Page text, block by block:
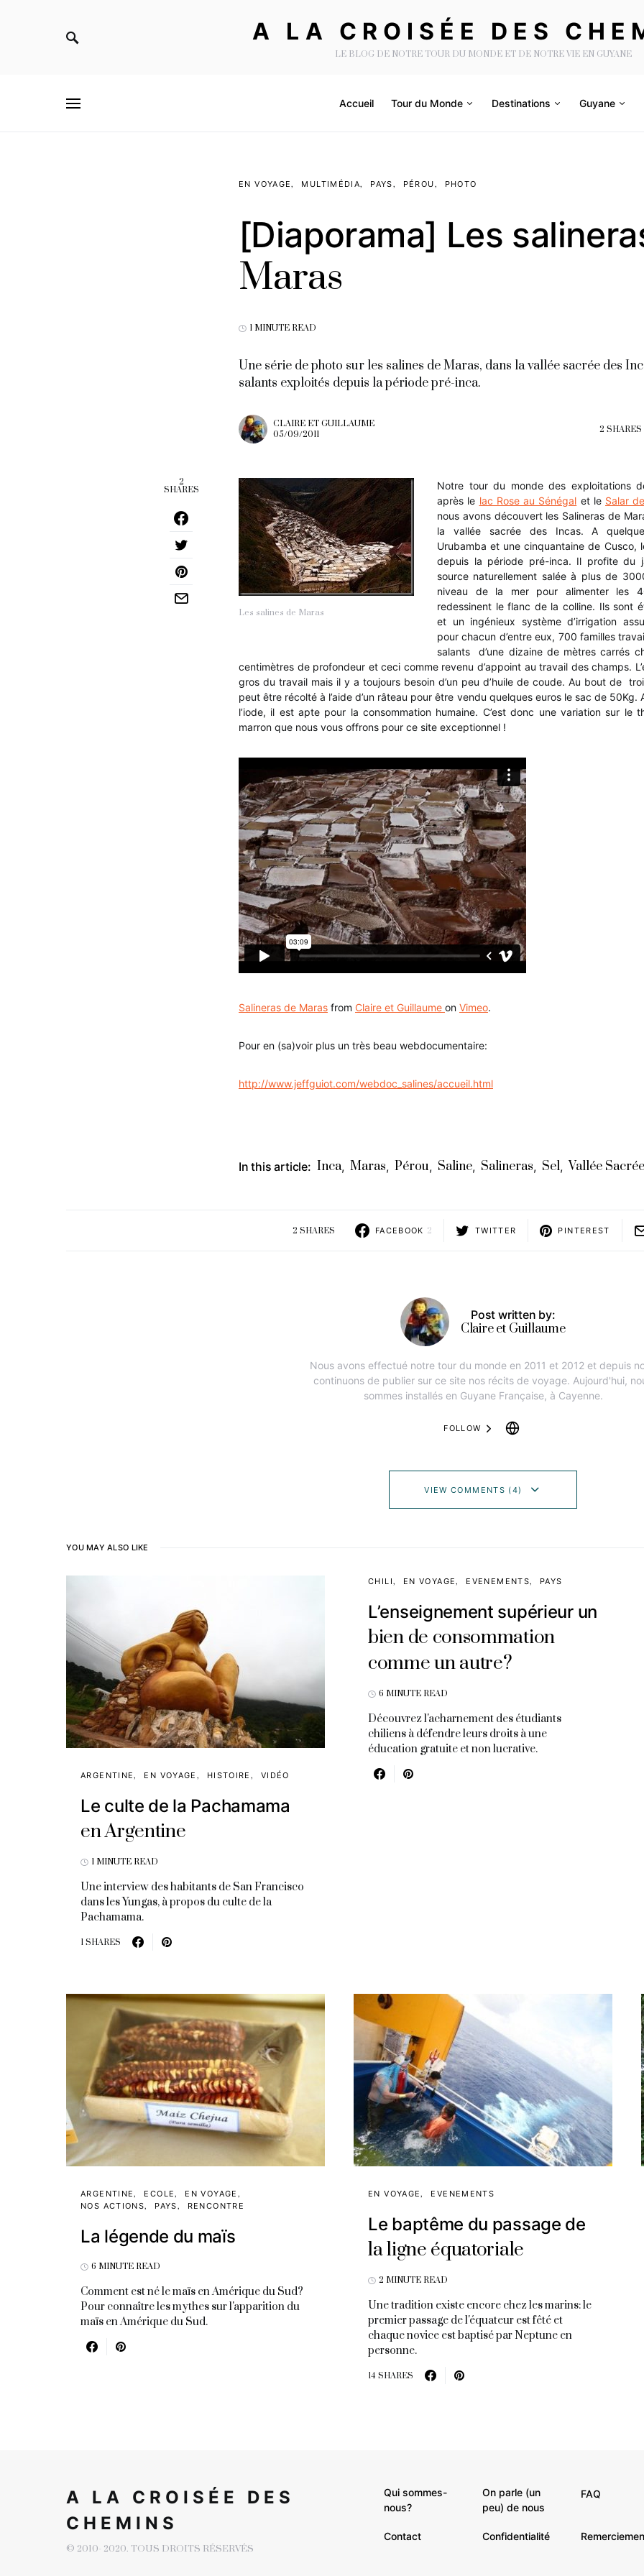
A LA CROISÉE DES
LE BLOG DE NOTRE TOUR DU MONDE ET DE NOTRE VIE EN GUYANE
Accueil Tour du Monde Destinations Guyane
EN VOYAGE MULTIMÉDIA PAYS PÉROU PHOTO
[Diaporama] Les
Maras
1 MINUTE READ
Une série de photo sur les salines de Maras, dans la vallée sacrée des
salants exploités depuis la période pré-inca.
CLAIRE ET GUILLAUME
05/09/2011
2 SHARES
2
SHARES
Les salines de Maras
Notre tour du monde des exploitations
après le lac Rose au Sénégal et le Salar
nous avons découvert les Salineras de
la vallée sacrée des Incas. A
Urubamba et une cinquantaine de Cusco,
depuis la période pré-inca. Il profite du
source naturellement salée à plus de
niveau de la mer pour alimenter les
redessinent le flanc de la colline. Ils sont
et un ingénieux système d’irrigation
pour chacun d’entre eux, 700 familles
salants d’une dizaine de mètres carrés
centimètres de profondeur et ceci comme revenu d’appoint au travail des champs.
gros du travail mais il y a toujours besoin d’un peu d’huile de coude. Au bout de
peut être récolté à l’aide d’un râteau pour être vendu quelques euros le sac de 50Kg.
l’iode, il est apte pour la consommation humaine. C’est donc une variation sur le
marron que nous vous offrons pour ce site exceptionnel !
Salineras de Maras from Claire et Guillaume on Vimeo.
Pour en (sa)voir plus un très beau webdocumentaire:
http://www.jeffguiot.com/webdoc_salines/accueil.html
In this article: Inca, Maras, Pérou, Saline, Salineras, Sel, Vallée Sacrée
2 SHARES FACEBOOK 2 TWITTER PINTEREST
Post written by:
Claire et Guillaume
Nous avons effectué notre tour du monde en 2011 et 2012 et depuis
continuons de publier sur ce site nos récits de voyage. Aujourd'hui,
sommes installés en Guyane Française, à Cayenne.
FOLLOW
VIEW COMMENTS (4)
YOU MAY ALSO LIKE
ARGENTINE EN VOYAGE HISTOIRE VIDÉO
Le culte de la Pachamama
en Argentine
1 MINUTE READ
Une interview des habitants de San Francisco
dans les Yungas, à propos du culte de la
Pachamama.
1 SHARES
CHILI EN VOYAGE EVENEMENTS PAYS
L’enseignement supérieur un
bien de consommation
comme un autre?
6 MINUTE READ
Découvrez l'acharnement des étudiants
chiliens à défendre leurs droits à une
éducation gratuite et non lucrative.
ARGENTINE ECOLE
EN VOYAGE
NOS ACTIONS
PAYS RENCONTRE
La légende du maïs
6 MINUTE READ
Comment est né le maïs en Amérique du Sud?
Pour connaître les mythes sur l'apparition du
maïs en Amérique du Sud.
EN VOYAGE EVENEMENTS
Le baptême du passage de
la ligne équatoriale
2 MINUTE READ
Une tradition existe encore chez les marins: le
premier passage de l'équateur est fêté et
chaque novice est baptisé par Neptune en
personne.
14 SHARES
A LA CROISÉE DES
CHEMINS
© 2010- 2020. TOUS DROITS RÉSERVÉS
Qui sommes-
nous?
On parle (un
peu) de nous
FAQ
Contact Confidentialité